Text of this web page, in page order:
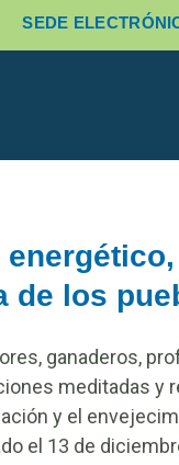
SEDE
de los
ganaderos,
meditadas y
y el
el 13 de